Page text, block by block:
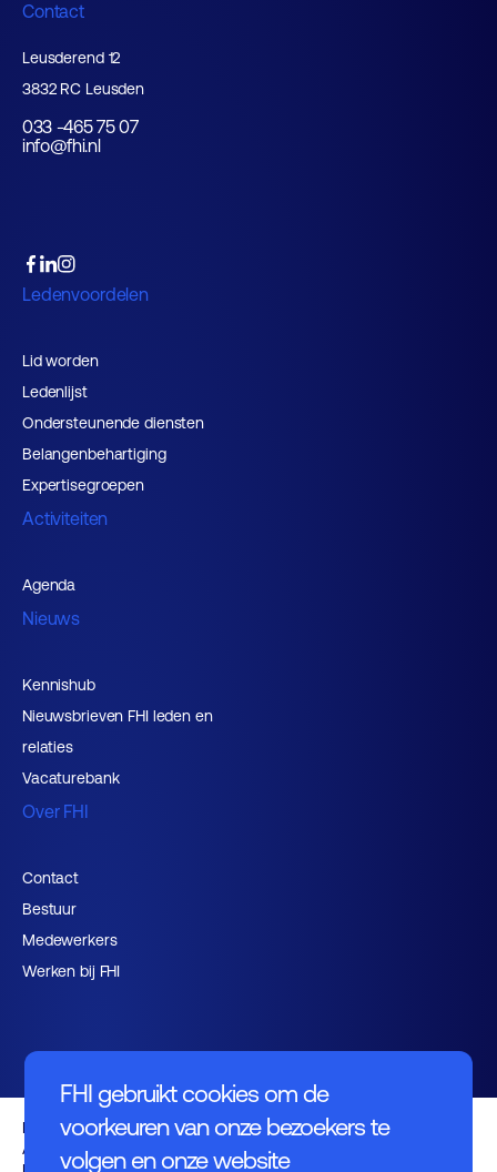
FHI gebruikt cookies om de
voorkeuren van onze bezoekers te
volgen en onze website
Contact
Leusderend 12
3832 RC Leusden
033 -465 75 07
info@fhi.nl
Ledenvoordelen
Lid worden
Ledenlijst
Ondersteunende diensten
Belangenbehartiging
Expertisegroepen
Activiteiten
Agenda
Nieuws
Kennishub
Nieuwsbrieven FHI leden en
relaties
Vacaturebank
Over FHI
Contact
Bestuur
Medewerkers
Werken bij FHI
Privacybeleid
Algemene voorwaarden